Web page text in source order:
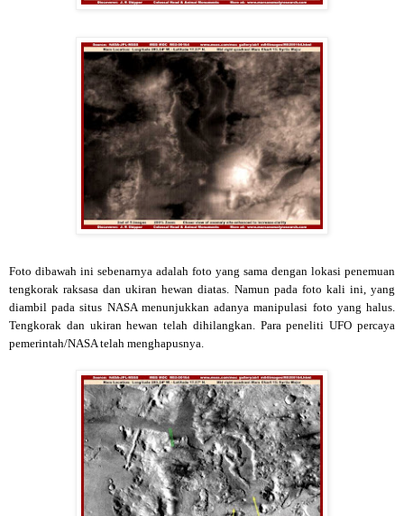
Foto dibawah ini sebenarnya adalah foto yang sama dengan lokasi penemuan
tengkorak raksasa dan ukiran hewan diatas. Namun pada foto kali ini, yang
diambil pada situs NASA menunjukkan adanya manipulasi foto yang halus.
Tengkorak dan ukiran hewan telah dihilangkan. Para peneliti UFO percaya
pemerintah/NASA telah menghapusnya.